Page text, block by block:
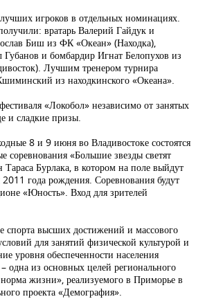
игроков в отдельных номинациях.
вратарь Валерий Гайдук и
Биш из ФК «Океан» (Находка),
и бомбардир Игнат Белопухов из
Лучшим тренером турнира
из находкинского «Океана».
«Локобол» независимо от занятых
и сладкие призы.
8 и 9 июня во Владивостоке состоятся
соревнования «Большие звезды светят
Бурлака, в котором на поле выйдут
года рождения. Соревнования будут
«Юность». Вход для зрителей
спорта высших достижений и массового
для занятий физической культурой и
уровня обеспеченности населения
одна из основных целей регионального
жизни», реализуемого в Приморье в
проекта «Демография».